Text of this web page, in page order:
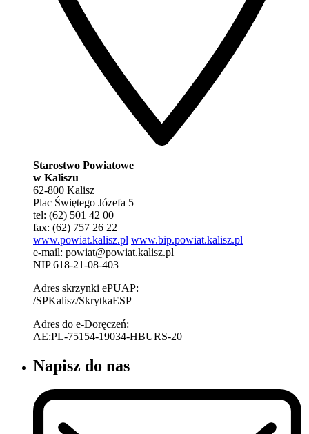
Starostwo Powiatowe
w Kaliszu
62-800 Kalisz
Plac Świętego Józefa 5
tel: (62) 501 42 00
fax: (62) 757 26 22
www.powiat.kalisz.pl www.bip.powiat.kalisz.pl
e-mail: powiat@powiat.kalisz.pl
NIP 618-21-08-403
Adres skrzynki ePUAP:
/SPKalisz/SkrytkaESP
Adres do e-Doręczeń:
AE:PL-75154-19034-HBURS-20
Napisz do nas